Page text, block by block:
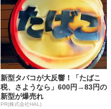
新型タバコが大反響！「たばこ
税、さようなら」600円→83円の
新型が爆売れ
PR(株式会社HAL)